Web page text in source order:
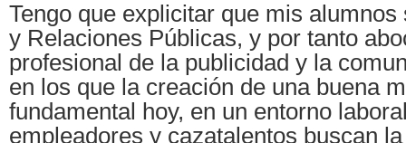
Tengo que explicitar que mis
y Relaciones Públicas, y por tanto
profesional de la publicidad y la
en los que la creación de una buena
fundamental hoy, en un entorno
empleadores y cazatalentos buscan